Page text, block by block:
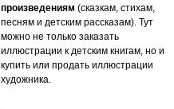
произведениям (сказкам, стихам,
песням и детским рассказам). Тут
можно не только заказать
иллюстрации к детским книгам, но и
купить или продать иллюстрации
художника.